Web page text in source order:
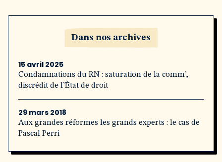
Dans nos archives
15 avril 2025
Condamnations du RN : saturation de la comm’,
discrédit de l’État de droit
29 mars 2018
Aux grandes réformes les grands experts : le cas de
Pascal Perri